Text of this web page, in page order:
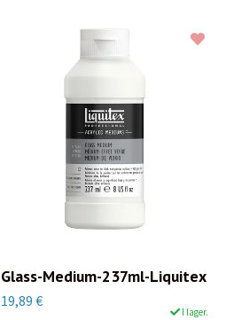
Glass-Medium-237ml-Liquitex
19,89 €
I lager.